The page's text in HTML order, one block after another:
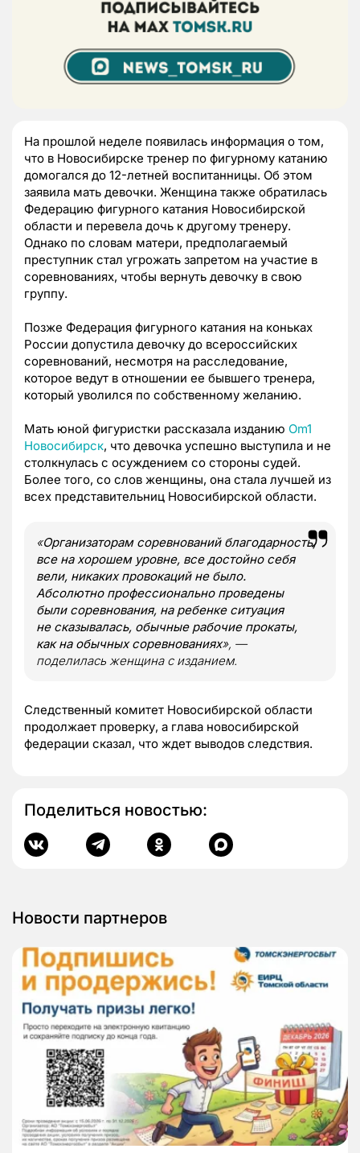
На прошлой неделе появилась информация о том,
что в Новосибирске тренер по фигурному катанию
домогался до 12-летней воспитанницы. Об этом
заявила мать девочки. Женщина также обратилась
Федерацию фигурного катания Новосибирской
области и перевела дочь к другому тренеру.
Однако по словам матери, предполагаемый
преступник стал угрожать запретом на участие в
соревнованиях, чтобы вернуть девочку в свою
группу.
Позже Федерация фигурного катания на коньках
России допустила девочку до всероссийских
соревнований, несмотря на расследование,
которое ведут в отношении ее бывшего тренера,
который уволился по собственному желанию.
Мать юной фигуристки рассказала изданию Om1
Новосибирск, что девочка успешно выступила и не
столкнулась с осуждением со стороны судей.
Более того, со слов женщины, она стала лучшей из
всех представительниц Новосибирской области.
«Организаторам соревнований благодарность,
все на хорошем уровне, все достойно себя
вели, никаких провокаций не было.
Абсолютно профессионально проведены
были соревнования, на ребенке ситуация
не сказывалась, обычные рабочие прокаты,
как на обычных соревнованиях», —
поделилась женщина с изданием.
Следственный комитет Новосибирской области
продолжает проверку, а глава новосибирской
федерации сказал, что ждет выводов следствия.
Поделиться новостью:
Новости партнеров